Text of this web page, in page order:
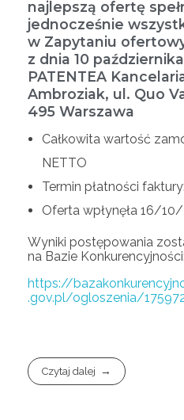
najlepszą ofertę
jednocześnie
w Zapytaniu
z dnia 10
PATENTEA
Ambroziak, ul. Quo
495 Warszawa
Całkowita wartość
NETTO
Termin płatności
Oferta wpłynęła 16/
Wyniki postępowania
na Bazie Konkurencyjności:
https://
.gov.pl/ogloszenia/
Czytaj dalej